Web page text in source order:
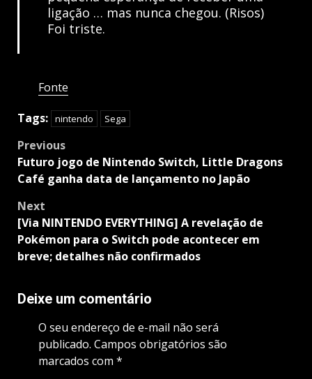
ligação … mas nunca chegou. (Risos)
Foi triste.
Fonte
Tags: nintendo Sega
Post
navigation
Previous
Futuro jogo de Nintendo Switch, Little Dragons
Café ganha data de lançamento no Japão
Next
[Via NINTENDO EVERYTHING] A revelação de
Pokémon para o Switch pode acontecer em
breve; detalhes não confirmados
Deixe um comentário
O seu endereço de e-mail não será
publicado. Campos obrigatórios são
marcados com *